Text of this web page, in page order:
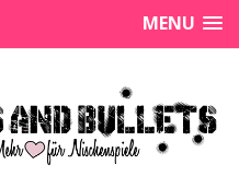
MENU